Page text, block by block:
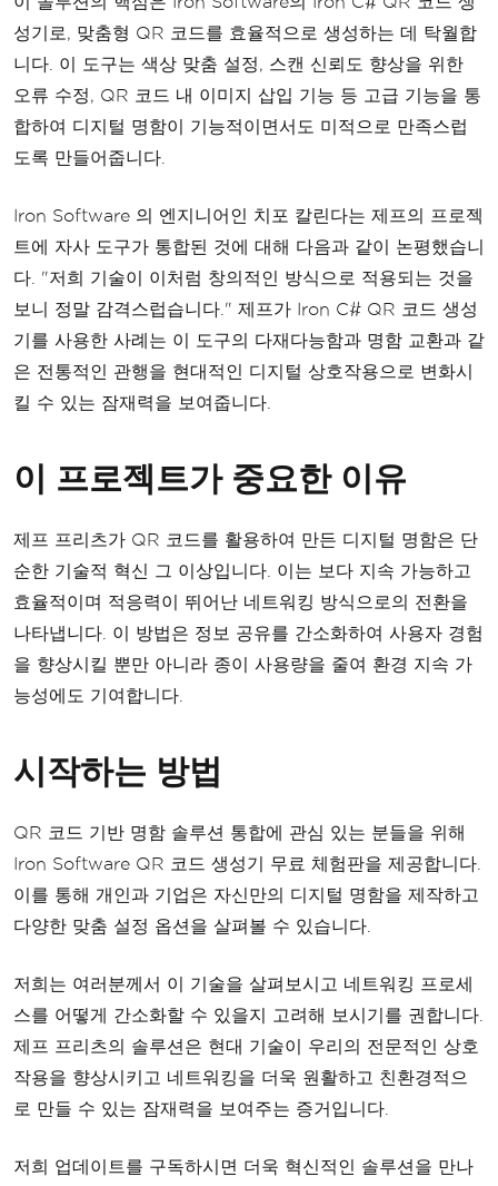
성기로, 맞춤형 QR 코드를 효율적으로 생성하는 데 탁월합
니다. 이 도구는 색상 맞춤 설정, 스캔 신뢰도 향상을 위한
오류 수정, QR 코드 내 이미지 삽입 기능 등 고급 기능을 통
합하여 디지털 명함이 기능적이면서도 미적으로 만족스럽
도록 만들어줍니다.
Iron Software 의 엔지니어인 치포 칼린다는 제프의 프로젝
트에 자사 도구가 통합된 것에 대해 다음과 같이 논평했습니
다. "저희 기술이 이처럼 창의적인 방식으로 적용되는 것을
보니 정말 감격스럽습니다." 제프가 Iron C# QR 코드 생성
기를 사용한 사례는 이 도구의 다재다능함과 명함 교환과 같
은 전통적인 관행을 현대적인 디지털 상호작용으로 변화시
킬 수 있는 잠재력을 보여줍니다.
이 프로젝트가 중요한 이유
제프 프리츠가 QR 코드를 활용하여 만든 디지털 명함은 단
순한 기술적 혁신 그 이상입니다. 이는 보다 지속 가능하고
효율적이며 적응력이 뛰어난 네트워킹 방식으로의 전환을
나타냅니다. 이 방법은 정보 공유를 간소화하여 사용자 경험
을 향상시킬 뿐만 아니라 종이 사용량을 줄여 환경 지속 가
능성에도 기여합니다.
시작하는 방법
QR 코드 기반 명함 솔루션 통합에 관심 있는 분들을 위해
Iron Software QR 코드 생성기 무료 체험판을 제공합니다.
이를 통해 개인과 기업은 자신만의 디지털 명함을 제작하고
다양한 맞춤 설정 옵션을 살펴볼 수 있습니다.
저희는 여러분께서 이 기술을 살펴보시고 네트워킹 프로세
스를 어떻게 간소화할 수 있을지 고려해 보시기를 권합니다.
제프 프리츠의 솔루션은 현대 기술이 우리의 전문적인 상호
작용을 향상시키고 네트워킹을 더욱 원활하고 친환경적으
로 만들 수 있는 잠재력을 보여주는 증거입니다.
저희 업데이트를 구독하시면 더욱 혁신적인 솔루션을 만나